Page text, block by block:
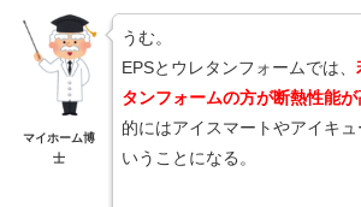
マイホーム博
士
うむ。
EPSとウレタンフォームでは、
タンフォームの方が断熱性能が
的にはアイスマートやアイキ
いうことになる。